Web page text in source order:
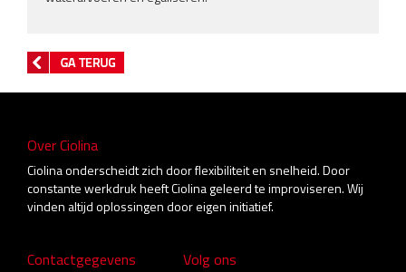
Over Ciolina
Ciolina onderscheidt zich door flexibiliteit en snelheid. Door
constante werkdruk heeft Ciolina geleerd te improviseren. Wij
vinden altijd oplossingen door eigen initiatief.
Contactgegevens Volg ons